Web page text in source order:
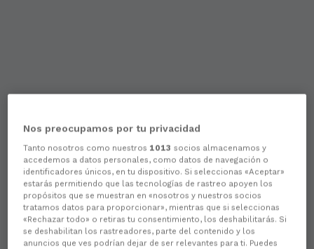
Nos preocupamos por tu privacidad
Tanto nosotros como nuestros 1013 socios almacenamos y
accedemos a datos personales, como datos de navegación o
identificadores únicos, en tu dispositivo. Si seleccionas «Aceptar»
estarás permitiendo que las tecnologías de rastreo apoyen los
propósitos que se muestran en «nosotros y nuestros socios
tratamos datos para proporcionar», mientras que si seleccionas
«Rechazar todo» o retiras tu consentimiento, los deshabilitarás. Si
se deshabilitan los rastreadores, parte del contenido y los
anuncios que ves podrían dejar de ser relevantes para ti. Puedes